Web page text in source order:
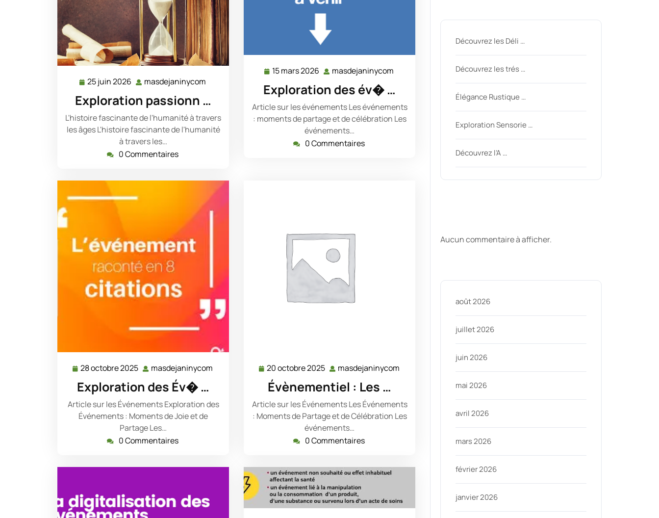
25 juin 2026 25
2026
masdejaninycom
Exploration passionn …
L'histoire fascinante de l'humanité à travers
les âges L'histoire fascinante de l'humanité
à travers les…
0 Commentaires
15 mars 2026 15
2026
masdejaninycom
Exploration des év� …
Article sur les événements Les événements
: moments de partage et de célébration Les
événements…
0 Commentaires
28 octobre 2025 28
octobre
2025
masdejaninycom masdejaninycom
Exploration des Év� …
Article sur les Événements Exploration des
Événements : Moments de Joie et de
Partage Les…
0 Commentaires
20 octobre 2025 20
octobre
2025
masdejaninycom
Évènementiel : Les …
Article sur les Événements Les Événements
: Moments de Partage et de Célébration Les
événements…
0 Commentaires
Découvrez les Déli …
Découvrez les trés …
Élégance Rustique …
Exploration Sensorie …
Découvrez l’A …
Aucun commentaire à afficher.
août 2026
juillet 2026
juin 2026
mai 2026
avril 2026
mars 2026
février 2026
janvier 2026